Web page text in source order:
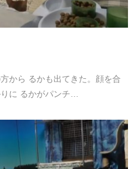
から るかも出てきた。顔を合
に るかがパンチ…